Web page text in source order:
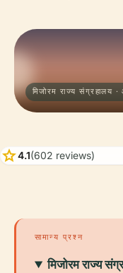
मिजोरम राज्य संग्रहालय
star4.1(602 reviews)
सामान्य प्रश्न
मिजोरम राज्य